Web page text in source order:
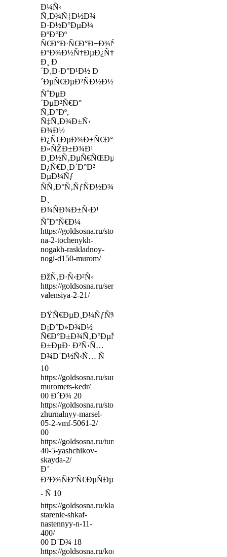
Ð¼Ñ‹
Ñ‚Ð¾Ñ‡Ð½Ð¾
Ð·Ð½Ð°ÐµÐ¼
ÐºÐ°Ðº
Ñ€Ð°Ð·Ñ€Ð°Ð±Ð¾Ñ‚Ð°Ñ‚ÑŒ
ÐºÐ¾Ð½Ñ†ÐµÐ¿Ñ†Ð¸ÑŽ
Ð¸ Ð
´Ð¸Ð·Ð°Ð¹Ð½ Ð
´ÐµÑ€ÐµÐ²ÑÐ½Ð½Ð¾Ð³Ð¾
ÑˆÐµÐ
´ÐµÐ²Ñ€Ð°
Ñ‚Ð°Ðº,
Ñ‡Ñ‚Ð¾Ð±Ñ‹
Ð¾Ð½
Ð¿Ñ€ÐµÐ¾Ð±Ñ€Ð°Ð·Ð¸Ð»
Ð»ÑŽÐ±Ð¾Ð¹
Ð¸Ð½Ñ‚ÐµÑ€ÑŒÐµÑ€,
Ð¿Ñ€Ð¸Ð´Ð°Ð²
ÐµÐ¼Ñƒ
ÑÑ‚Ð°Ñ‚ÑƒÑÐ½Ð¾ÑÑ‚ÑŒ
Ð¸
Ð¾ÑÐ¾Ð±Ñ‹Ð¹
ÑˆÐ°Ñ€Ð¼
https://goldsosna.ru/stol-
na-2-tochenykh-
nogakh-raskladnoy-
nogi-d150-murom/
ÐžÑ‚Ð·Ñ‹Ð²Ñ‹
https://goldsosna.ru/servant-
valensiya-2-21/
ÐŸÑ€ÐµÐ¸Ð¼ÑƒÑ‰ÐµÑÑ‚Ð²Ð°:
Ð¡Ð°Ð»Ð¾Ð½
Ñ€Ð°Ð±Ð¾Ñ‚Ð°ÐµÑ‚
Ð±ÐµÐ· Ð²Ñ‹Ñ…
Ð¾Ð´Ð½Ñ‹Ñ… Ñ
10
https://goldsosna.ru/sunduk-
muromets-kedr/
00 Ð´Ð¾ 20
https://goldsosna.ru/stol-
zhurnalnyy-marsel-
05-2-vmf-5061-2/
00
https://goldsosna.ru/tumba-
40-5-yashchikov-
skayda-2/
Ð’
Ð²Ð¾ÑÐºÑ€ÐµÑÐµÐ½ÑŒÐµ
- Ñ 10
https://goldsosna.ru/klassik-
starenie-shkaf-
nastennyy-n-11-
400/
00 Ð´Ð¾ 18
https://goldsosna.ru/komplekt-